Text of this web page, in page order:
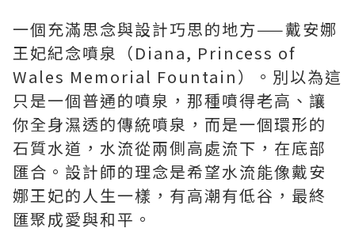
一個充滿思念與設計巧思的地方——戴安娜
王妃紀念噴泉（Diana, Princess of
Wales Memorial Fountain）。別以為這
只是一個普通的噴泉，那種噴得老高、讓
你全身濕透的傳統噴泉，而是一個環形的
石質水道，水流從兩側高處流下，在底部
匯合。設計師的理念是希望水流能像戴安
娜王妃的人生一樣，有高潮有低谷，最終
匯聚成愛與和平。